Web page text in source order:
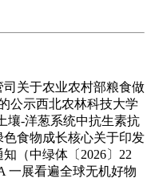
关于农业农村部粮食做
公示西北农林科技大学
壤-洋葱系统中抗生素抗
食物成长核心关于印发
（中绿体〔2026〕22
一展看遍全球无机好物